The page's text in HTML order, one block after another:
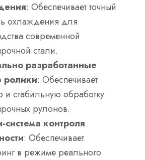
: Обеспечивает точный
охлаждения для
современной
стали.
разработанные
ролики: Обеспечивает
и стабильную обработку
рулонов.
система контроля
: Обеспечивает
в режиме реального